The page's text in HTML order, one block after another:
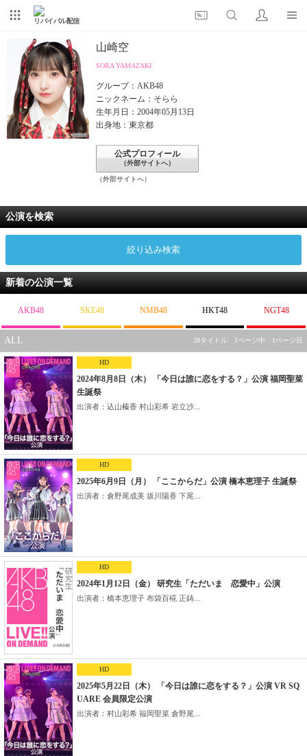
リバイバル配信
山崎空
SORA YAMAZAKI
グループ：AKB48
ニックネーム：そらら
生年月日：2004年05月13日
出身地：東京都
公式プロフィール
（外部サイトへ）
（外部サイトへ）
公演を検索
絞り込み検索
新着の公演一覧
AKB48 SKE48 NMB48 HKT48 NGT48
ALL 28タイトル 1ページ中 1ページ目
HD
2024年8月8日（木） 「今日は誰に恋をする？」公演 福岡聖菜
生誕祭
出演者：込山榛香 村山彩希 岩立沙...
HD
2025年6月9日（月） 「ここからだ」公演 橋本恵理子 生誕祭
出演者：倉野尾成美 坂川陽香 下尾...
HD
2024年1月12日（金） 研究生「ただいま 恋愛中」公演
出演者：橋本恵理子 布袋百椛 正鋳...
HD
2025年5月22日（木） 「今日は誰に恋をする？」公演 VR SQ
UARE 会員限定公演
出演者：村山彩希 福岡聖菜 倉野尾...